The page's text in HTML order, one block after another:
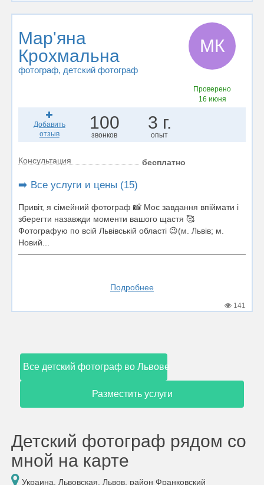
Мар'яна
Крохмальна
фотограф, детский фотограф
МК
Проверено
16 июня
Добавить
отзыв
100
звонков
3 г.
опыт
Консультация бесплатно
➡️ Все услуги и цены (15)
Привіт, я сімейний фотограф 📸 Моє завдання впіймати і
зберегти назавжди моменти вашого щастя 🥰
Фотографую по всій Львівській області 😉(м. Львів; м.
Новий...
Подробнее
141
Все детский фотограф во Львове
Разместить услуги
Детский фотограф рядом со
мной на карте
Украина, Львовская, Львов, район Франковский